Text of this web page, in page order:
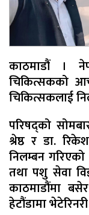
काठमाडौं ।
चिकित्सकको
चिकित्सकलाई
परिषद्को
श्रेष्ठ र डा.
निलम्बन गरिएको
तथा पशु सेवा
काठमाडौंमा
हेटौंडामा